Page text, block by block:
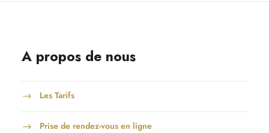
A propos de nous
Les Tarifs
Prise de rendez-vous en ligne